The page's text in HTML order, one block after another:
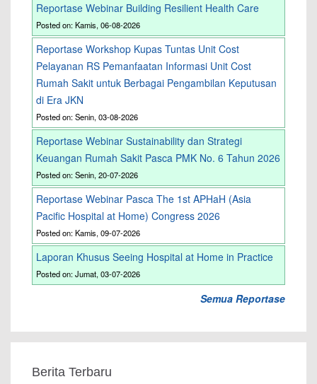
Reportase Webinar Building Resilient Health Care
Posted on: Kamis, 06-08-2026
Reportase Workshop Kupas Tuntas Unit Cost
Pelayanan RS Pemanfaatan Informasi Unit Cost
Rumah Sakit untuk Berbagai Pengambilan Keputusan
di Era JKN
Posted on: Senin, 03-08-2026
Reportase Webinar Sustainability dan Strategi
Keuangan Rumah Sakit Pasca PMK No. 6 Tahun 2026
Posted on: Senin, 20-07-2026
Reportase Webinar Pasca The 1st APHaH (Asia
Pacific Hospital at Home) Congress 2026
Posted on: Kamis, 09-07-2026
Laporan Khusus Seeing Hospital at Home in Practice
Posted on: Jumat, 03-07-2026
Semua Reportase
Berita Terbaru